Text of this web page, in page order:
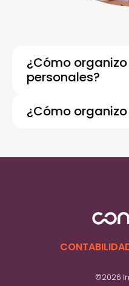
¿Cómo
personales?
¿Cómo
clasificarlos en fijos
©2026